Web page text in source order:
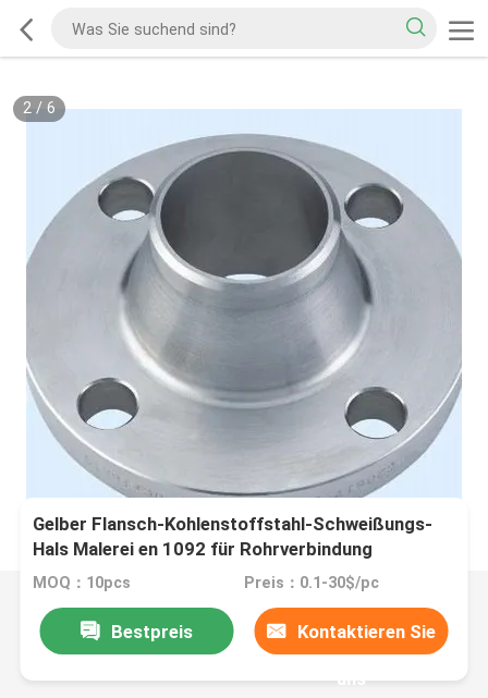
2/ 6
Gelber Flansch-Kohlenstoffstahl-Schweißungs-
Hals Malerei en 1092 für Rohrverbindung
MOQ：10pcs Preis：0.1-30$/pc
Bestpreis Kontaktieren Sie
uns